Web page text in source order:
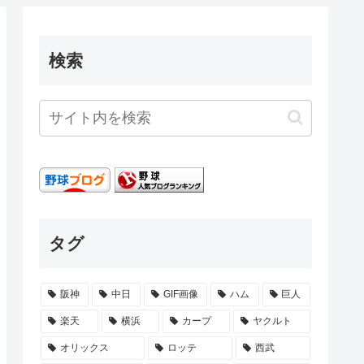
検索
タグ
阪神 中日 GIF画像 ハム 巨人
楽天 横浜 カープ ヤクルト
オリックス ロッテ 西武